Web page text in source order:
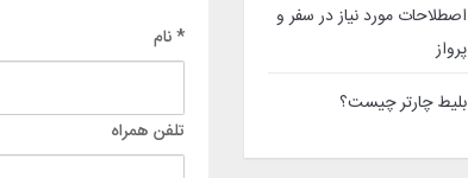
اصطلاحات مورد نیاز در سفر و
پرواز
بلیط چارتر چیست؟
* نام
تلفن همراه